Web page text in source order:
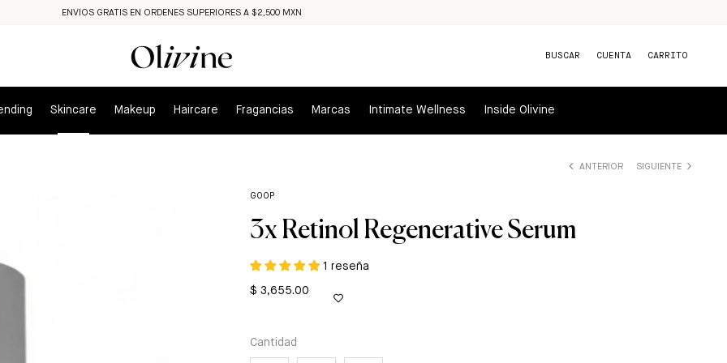
ENVIOS GRATIS EN ORDENES SUPERIORES A $2,500 MXN
BUSCAR CUENTA CARRITO
Skincare Makeup Haircare Fragancias Marcas Intimate Wellness Inside Olivine
ANTERIOR SIGUIENTE
GOOP
3x Retinol Regenerative Serum
1 reseña
$ 3,655.00
Cantidad